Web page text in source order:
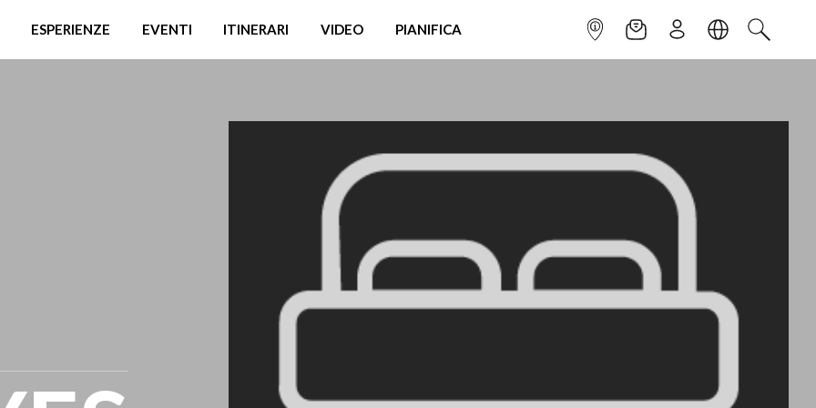
ESPERIENZE EVENTI ITINERARI VIDEO PIANIFICA INFOPOINTNEWSLETTER
ISCRIVITILINGUACERCA